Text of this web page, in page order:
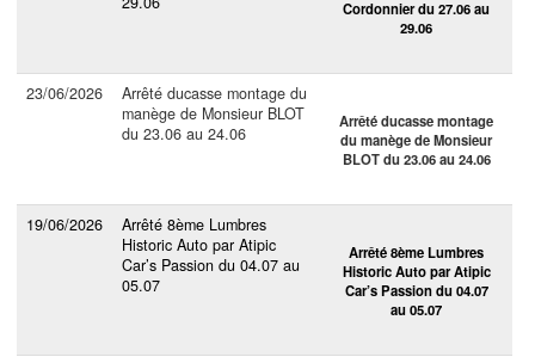
Cordonnier du 27.06 au
29.06
23/06/2026
Arrêté ducasse montage du
manège de Monsieur BLOT
du 23.06 au 24.06
Arrêté ducasse montage
du manège de Monsieur
BLOT du 23.06 au 24.06
19/06/2026
Arrêté 8ème Lumbres
Historic Auto par Atipic
Car’s Passion du 04.07 au
05.07
Arrêté 8ème Lumbres
Historic Auto par Atipic
Car’s Passion du 04.07
au 05.07